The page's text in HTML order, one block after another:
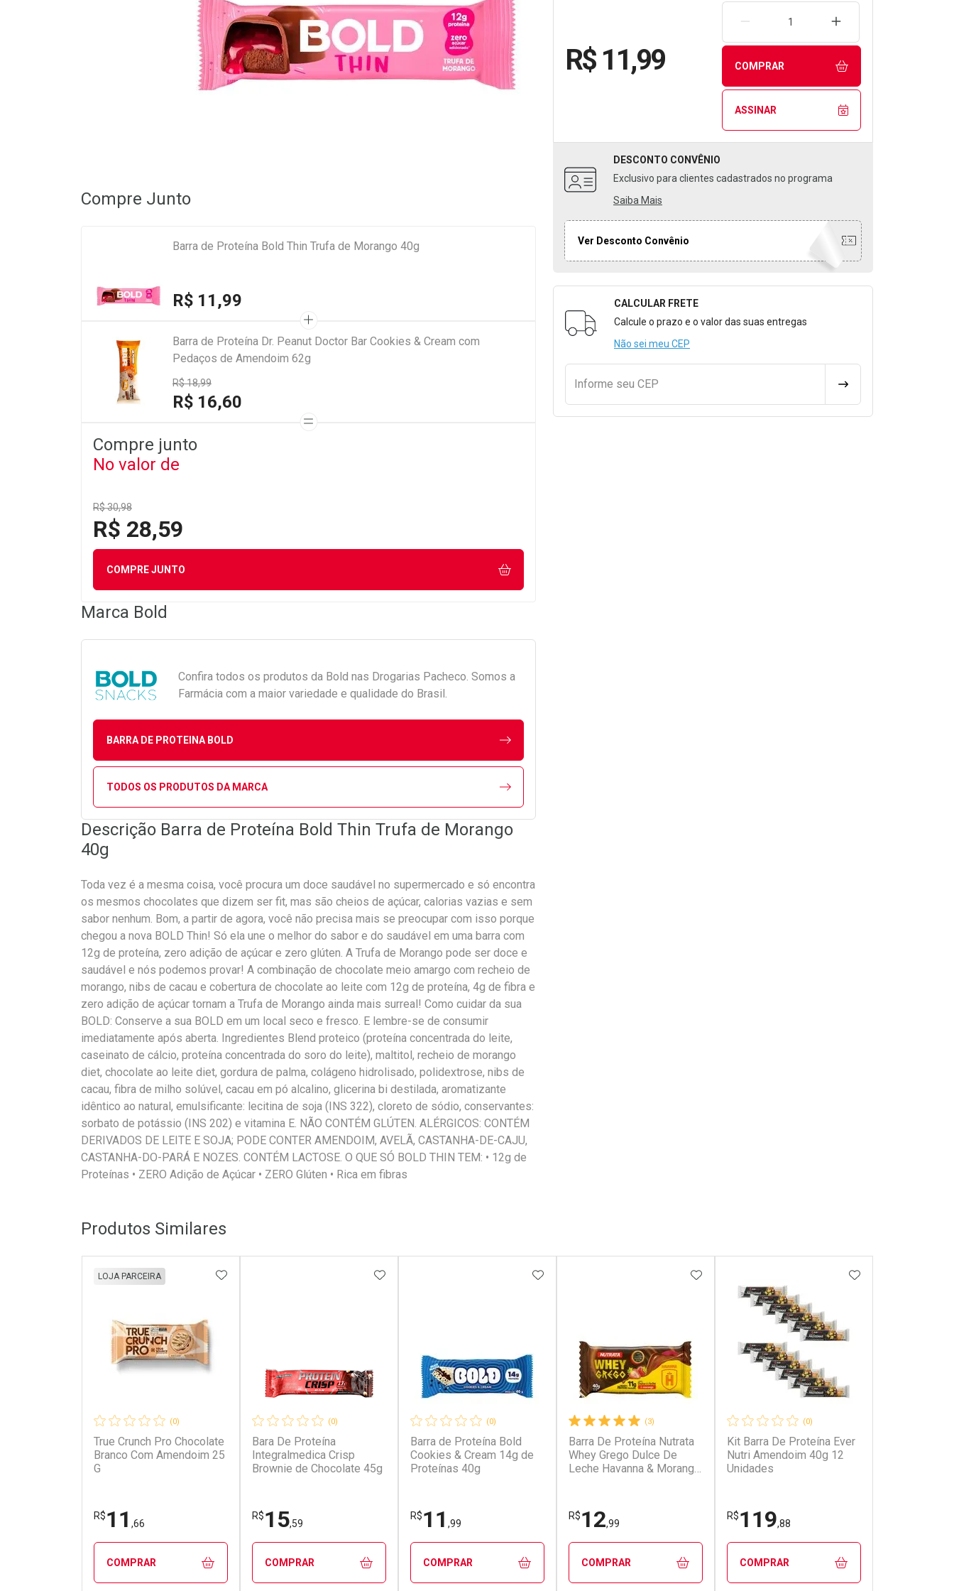
R$ 11,99
REMOVER UMA UNIDADEAUMENTAR UMA
COMPRAR
ASSINAR
DESCONTO CONVÊNIO
Exclusivo para clientes cadastrados no programa
Saiba Mais
Ver Desconto Convênio
Formulário para Calcular o Frete
CALCULAR FRETE
Calcule o prazo e o valor das suas entregas
Não sei meu CEP
Informe seu CEP CALCULAR FRETE
Compre Junto
Barra de Proteína Bold Thin Trufa de Morango 40g
R$ 11,99
Barra de Proteína Dr. Peanut Doctor Bar Cookies & Cream com
Pedaços de Amendoim 62g
R$ 18,99
R$ 16,60
Compre junto
No valor de
R$ 30,98
R$ 28,59
COMPRE JUNTO
Marca Bold
Confira todos os produtos da Bold nas Drogarias Pacheco. Somos a
Farmácia com a maior variedade e qualidade do Brasil.
BARRA DE PROTEINA BOLD
TODOS OS PRODUTOS DA MARCA
Descrição Barra de Proteína Bold Thin Trufa de Morango
40g
Toda vez é a mesma coisa, você procura um doce saudável no supermercado e só encontra
os mesmos chocolates que dizem ser fit, mas são cheios de açúcar, calorias vazias e sem
sabor nenhum. Bom, a partir de agora, você não precisa mais se preocupar com isso porque
chegou a nova BOLD Thin! Só ela une o melhor do sabor e do saudável em uma barra com
12g de proteína, zero adição de açúcar e zero glúten. A Trufa de Morango pode ser doce e
saudável e nós podemos provar! A combinação de chocolate meio amargo com recheio de
morango, nibs de cacau e cobertura de chocolate ao leite com 12g de proteína, 4g de fibra e
zero adição de açúcar tornam a Trufa de Morango ainda mais surreal! Como cuidar da sua
BOLD: Conserve a sua BOLD em um local seco e fresco. E lembre-se de consumir
imediatamente após aberta. Ingredientes Blend proteico (proteína concentrada do leite,
caseinato de cálcio, proteína concentrada do soro do leite), maltitol, recheio de morango
diet, chocolate ao leite diet, gordura de palma, colágeno hidrolisado, polidextrose, nibs de
cacau, fibra de milho solúvel, cacau em pó alcalino, glicerina bi destilada, aromatizante
idêntico ao natural, emulsificante: lecitina de soja (INS 322), cloreto de sódio, conservantes:
sorbato de potássio (INS 202) e vitamina E. NÃO CONTÉM GLÚTEN. ALÉRGICOS: CONTÉM
DERIVADOS DE LEITE E SOJA; PODE CONTER AMENDOIM, AVELÃ, CASTANHA-DE-CAJU,
CASTANHA-DO-PARÁ E NOZES. CONTÉM LACTOSE. O QUE SÓ BOLD THIN TEM: • 12g de
Proteínas • ZERO Adição de Açúcar • ZERO Glúten • Rica em fibras
Produtos Similares
(0)
True Crunch Pro Chocolate
Branco Com Amendoim 25
G
LOJA PARCEIRA
R$11 ,66
ADICIONAR AOS FAVORITOS
COMPRAR
(0)
Bara De Proteína
Integralmedica Crisp
Brownie de Chocolate 45g
R$15,59
ADICIONAR AOS FAVORITOS
COMPRAR
(0)
Barra de Proteína Bold
Cookies & Cream 14g de
Proteínas 40g
R$11 ,99
ADICIONAR AOS FAVORITOS
COMPRAR
(3)
Barra De Proteína Nutrata
Whey Grego Dulce De
Leche Havanna & Morango
R$12,99
ADICIONAR AOS FAVORITOS
COMPRAR
(0)
Kit Barra De Proteína Ever
Nutri Amendoim 40g 12
Unidades
R$119,88
ADICIONAR AOS
COMPRAR